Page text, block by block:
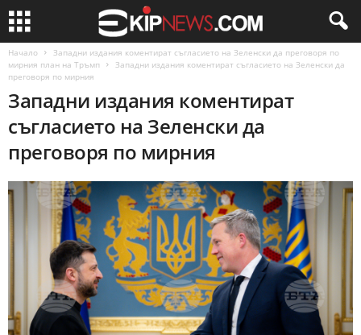
Начало
Западни издания коментират съгласието на Зеленски да преговоря по
мирния план на Тръмп
Западни издания коментират съгласието на Зеленски да
преговоря по мирния
Западни издания коментират
съгласието на Зеленски да
преговоря по мирния